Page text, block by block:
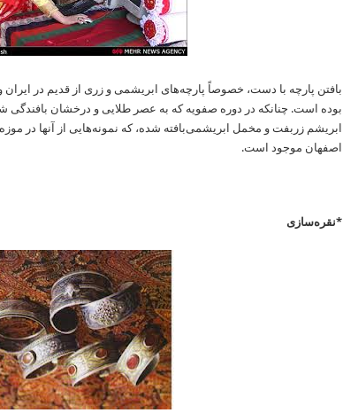
بافتن پارچه با دست، خصوصاً پارچه‌های ابریشمی ‌و زری از قدیم در
بوده است. چنانکه در دوره صفویه که به عصر طلایی و درخشان بافندگی
ابریشم زربفت و مخمل ابریشمی‌بافته شده، که نمونه‌هایی از آنها در
اصفهان موجود است.
*نقره‌سازی